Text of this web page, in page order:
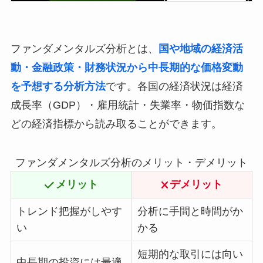
ファンダメンタルズ分析とは、
国や地域の経済活
動・金融政策・財務状況から中長期的な価格変動
を予想する分析方法です。各国の経済状況は経済
成長率（GDP）・雇用統計・失業率・物価指数な
どの経済指標から読み取ることができます。
ファンダメンタルズ分析のメリット・デメリット
メリット
デメリット
トレンド把握がしやす
い
分析に手間と時間がか
かる
短期的な取引には向い